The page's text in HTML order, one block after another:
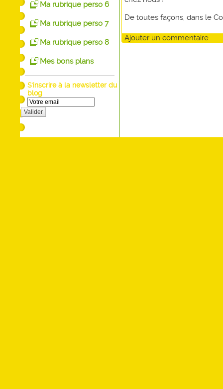
Ma rubrique perso 6
Ma rubrique perso 7
Ma rubrique perso 8
Mes bons plans
S'inscrire à la newsletter du
blog
Valider
De toutes façons, dans le
Ajouter un commentaire